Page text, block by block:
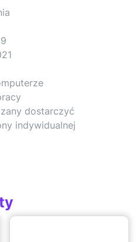
dostarczyć
indywidualnej